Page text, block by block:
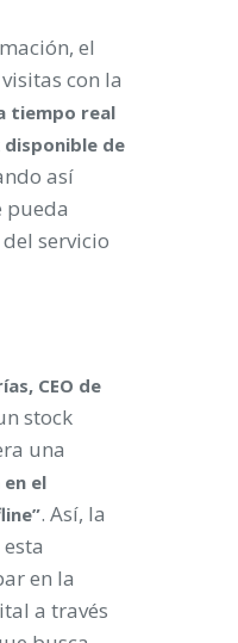
el
con la
tiempo real
de
así
pueda
servicio
CEO de
stock
una
el
. Así, la
en la
a través